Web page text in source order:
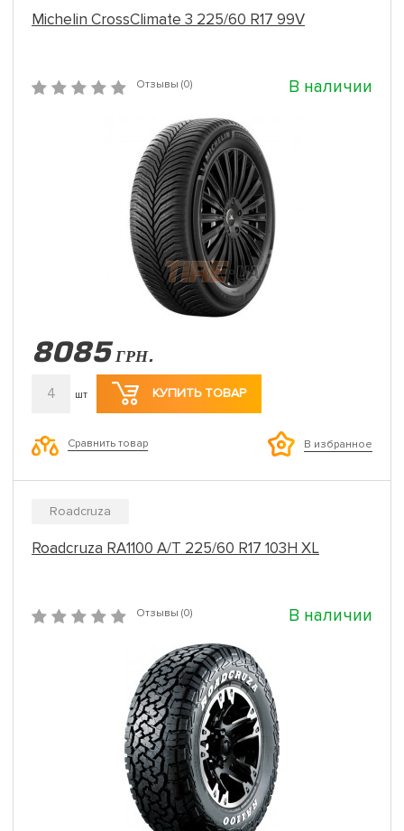
Michelin CrossClimate 3 225/60 R17 99V
Отзывы (0) В наличии
8085 ГРН.
4 шт КУПИТЬ ТОВАР
Сравнить товар В избранное
Roadcruza
Roadcruza RA1100 A/T 225/60 R17 103H XL
Отзывы (0) В наличии